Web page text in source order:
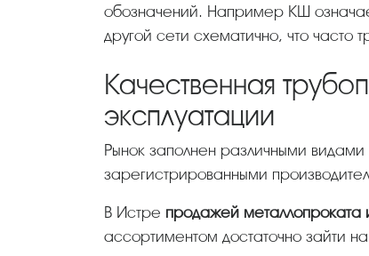
обозначений. Например КШ
другой сети схематично, что часто
Качественная
эксплуатации
Рынок заполнен различными видами продукции. Чтобы подобрать надежную, необходимо сотрудничать с проверенными, официально
зарегистрированными
В Истре продажей металлопроката
ассортиментом достаточно зайти